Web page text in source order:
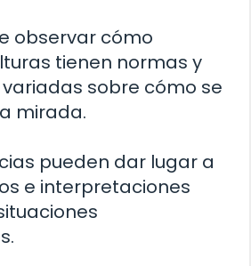
observar cómo
tienen normas y
sobre cómo se
mirada.
pueden dar lugar a
e interpretaciones